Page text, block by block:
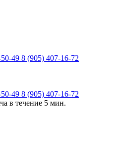
49 8 (905) 407-16-72
49 8 (905) 407-16-72
в течение 5 мин.